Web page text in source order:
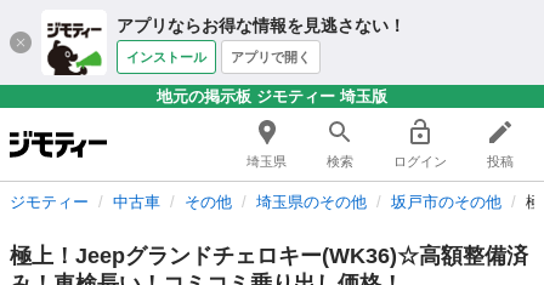
アプリならお得な情報を見逃さない！
インストール アプリで開く
地元の掲示板 ジモティー 埼玉版
埼玉県 検索 ログイン 投稿
ジモティー 中古車 その他 埼玉県のその他 坂戸市のその他
極上！Jeepグランドチェロキー(WK36)☆高額整備済